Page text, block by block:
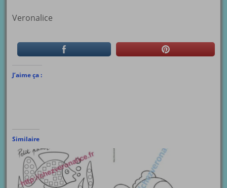
Veronalice
J’aime ça :
Similaire